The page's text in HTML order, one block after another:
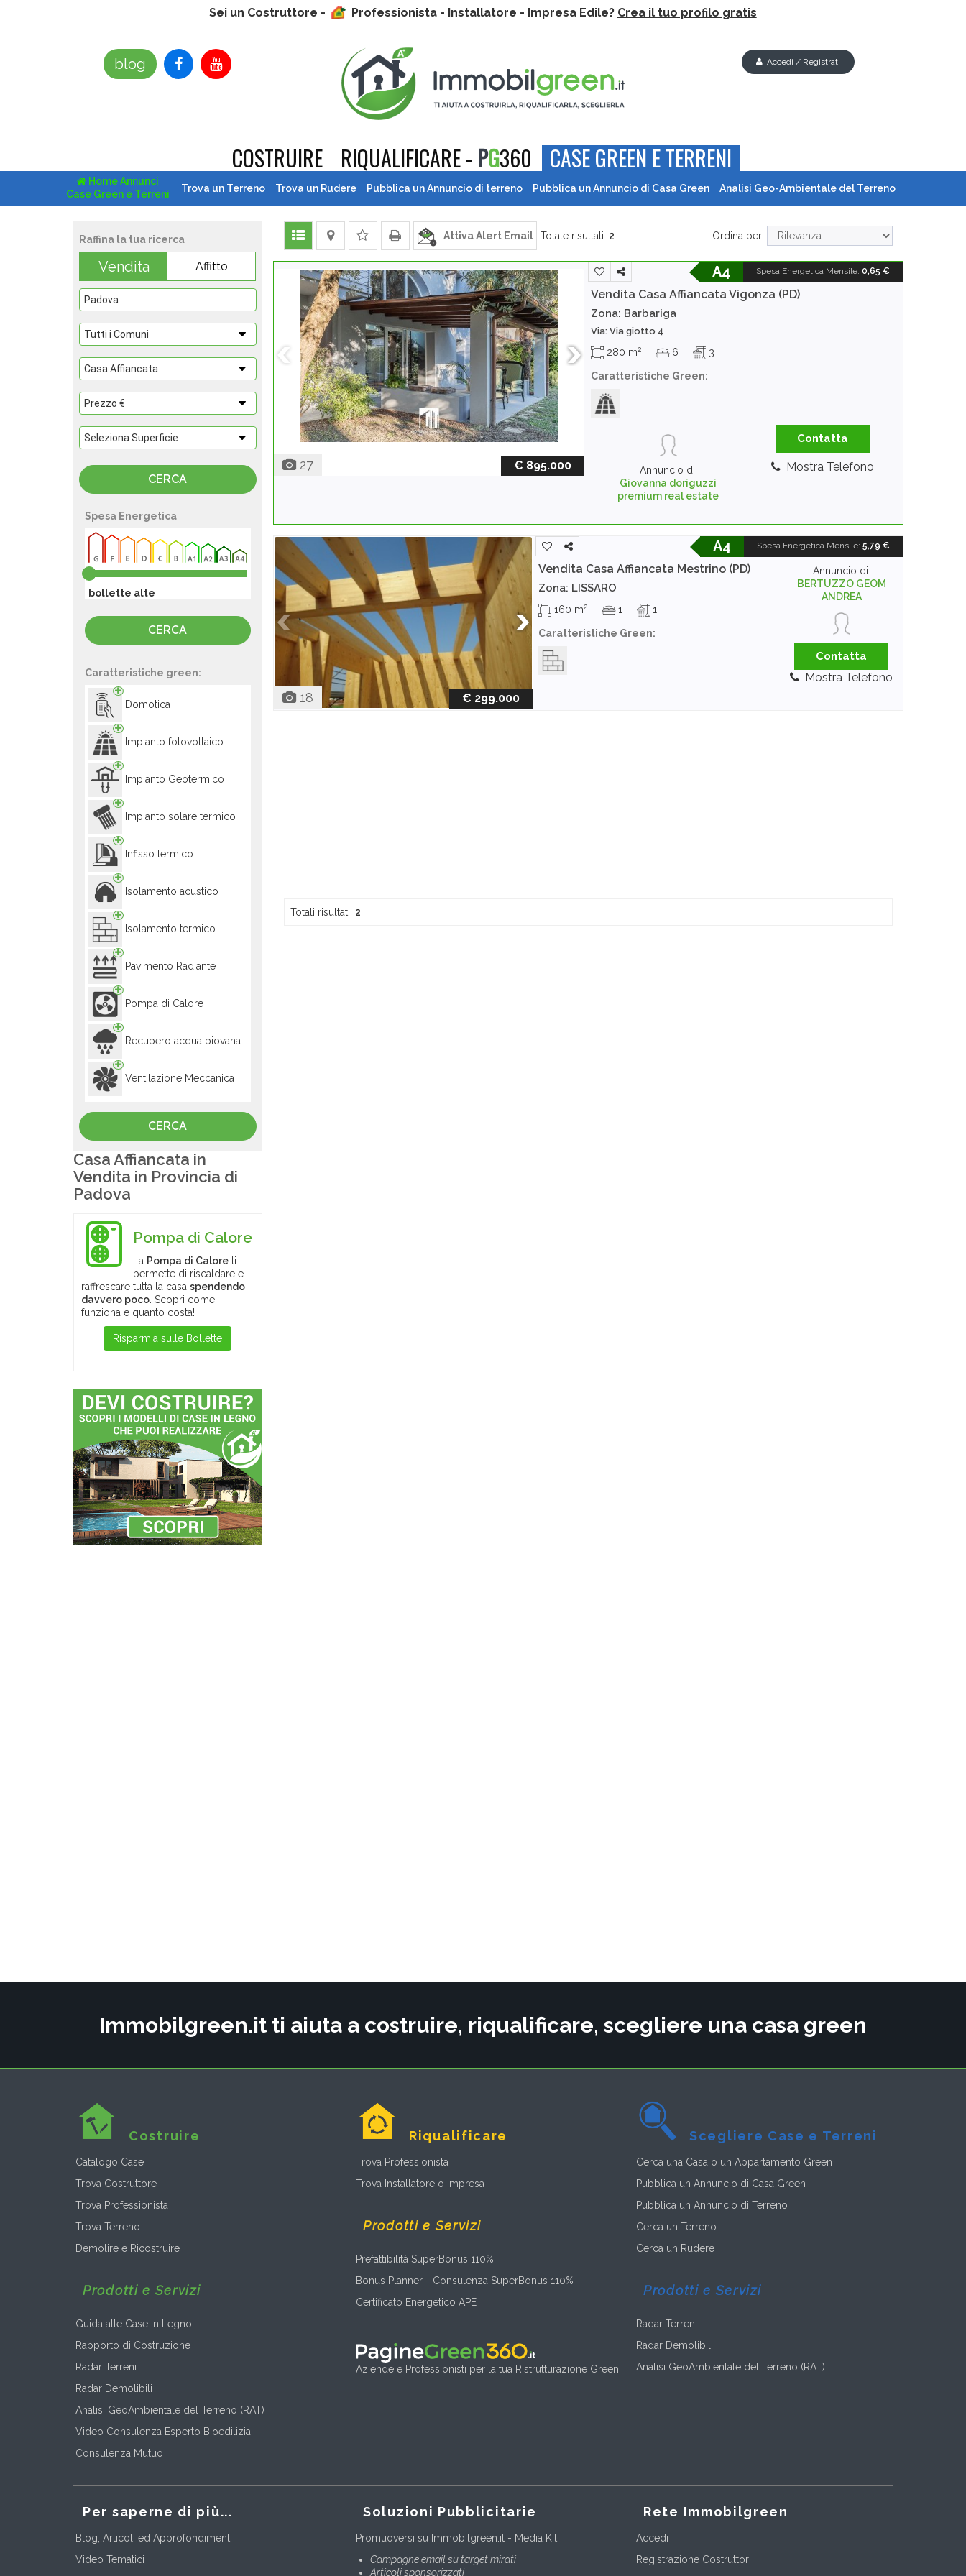
Sei un Costruttore - Professionista - Installatore - Impresa Edile? Crea il tuo profilo gratis
blog Accedi / Registrati
COSTRUIRE RIQUALIFICARE - PG360 CASE GREEN E TERRENI
Home Annunci
Case Green e Terreni
Trova un Terreno Trova un Rudere Pubblica un Annuncio di terreno Pubblica un Annuncio di Casa Green Analisi Geo-Ambientale del Terreno
Raffina la tua ricerca
Vendita Affitto
Spesa Energetica
bollette alte
Caratteristiche green:
Domotica
Impianto fotovoltaico
Impianto Geotermico
Impianto solare termico
Infisso termico
Isolamento acustico
Isolamento termico
Pavimento Radiante
Pompa di Calore
Recupero acqua piovana
Ventilazione Meccanica
Casa Affiancata in
Vendita in Provincia di
Padova
Pompa di Calore
La Pompa di Calore ti
permette di riscaldare e
raffrescare tutta la casa spendendo
davvero poco. Scopri come
funziona e quanto costa!
Risparmia sulle Bollette
Attiva Alert Email Totale risultati: 2 Ordina per:
27 € 895.000
Spesa Energetica Mensile: 0,65 €
A4
Vendita Casa Affiancata Vigonza (PD)
Zona: Barbariga
Via: Via giotto 4
280 m2 6 3
Caratteristiche Green:
Annuncio di:
Giovanna doriguzzi
premium real estate
Contatta
Mostra Telefono
18 € 299.000
Spesa Energetica Mensile: 5,79 €
A4
Vendita Casa Affiancata Mestrino (PD)
Zona: LISSARO
160 m2 1 1
Caratteristiche Green:
Annuncio di:
BERTUZZO GEOM
ANDREA
Contatta
Mostra Telefono
Totali risultati: 2
Immobilgreen.it ti aiuta a costruire, riqualificare, scegliere una casa green
Costruire
Catalogo Case
Trova Costruttore
Trova Professionista
Trova Terreno
Demolire e Ricostruire
Prodotti e Servizi
Guida alle Case in Legno
Rapporto di Costruzione
Radar Terreni
Radar Demolibili
Analisi GeoAmbientale del Terreno (RAT)
Video Consulenza Esperto Bioedilizia
Consulenza Mutuo
Riqualificare
Trova Professionista
Trova Installatore o Impresa
Prodotti e Servizi
Prefattibilità SuperBonus 110%
Bonus Planner - Consulenza SuperBonus 110%
Certificato Energetico APE
Aziende e Professionisti per la tua Ristrutturazione Green
Scegliere Case e Terreni
Cerca una Casa o un Appartamento Green
Pubblica un Annuncio di Casa Green
Pubblica un Annuncio di Terreno
Cerca un Terreno
Cerca un Rudere
Prodotti e Servizi
Radar Terreni
Radar Demolibili
Analisi GeoAmbientale del Terreno (RAT)
Per saperne di più...
Blog, Articoli ed Approfondimenti
Video Tematici
Soluzioni Pubblicitarie
Promuoversi su Immobilgreen.it - Media Kit:
Campagne email su target mirati
Articoli sponsorizzati
Rete Immobilgreen
Accedi
Registrazione Costruttori